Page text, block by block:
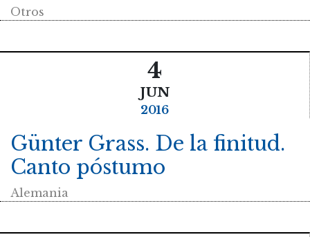
Otros
4
JUN
2016
Günter Grass. De la finitud.
Canto póstumo
Alemania